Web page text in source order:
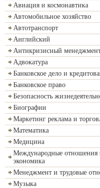
Авиация и космонавтика
Автомобильное хозяйство
Автотранспорт
Английский
Антикризисный
Адвокатура
Банковское дело и
Банковское право
Безопасность
Биографии
Маркетинг реклама и
Математика
Медицина
Международные отношения
экономика
Менеджмент и трудовые
Музыка